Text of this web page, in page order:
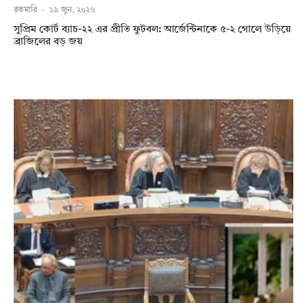
রকমারি · ১৯ জুন, ২০২৬
সুপ্রিম কোর্ট ব্যাচ-২২ এর প্রীতি ফুটবল: আর্জেন্টিনাকে ৫-২ গোলে উড়িয়ে
ব্রাজিলের বড় জয়